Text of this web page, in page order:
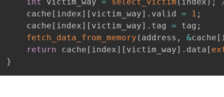
    cache
[ index] [ victim_way] . valid = 1 ;
    cache
[ index] [ victim_way] . tag = tag ;
fetch_data_from_memory ( address , &cache [
return cache [ index] [ victim_way] . data [
}